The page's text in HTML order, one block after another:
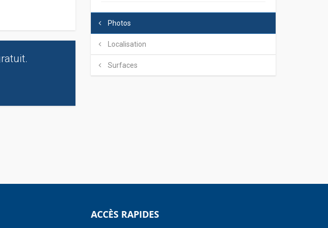
Photos
Localisation
Surfaces
ACCÈS RAPIDES